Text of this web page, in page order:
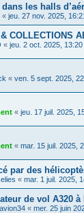
les halls
« jeu. 27 nov. 2025,
COLLECTIONS
« jeu. 2 oct. 2025, 13:20
« ven. 5 sept. 2025,
« jeu. 17 juil. 2025,
« mar. 15 juil. 2025,
par des
« mar. 1 juil. 2025,
de vol A320
« mer. 25 juin